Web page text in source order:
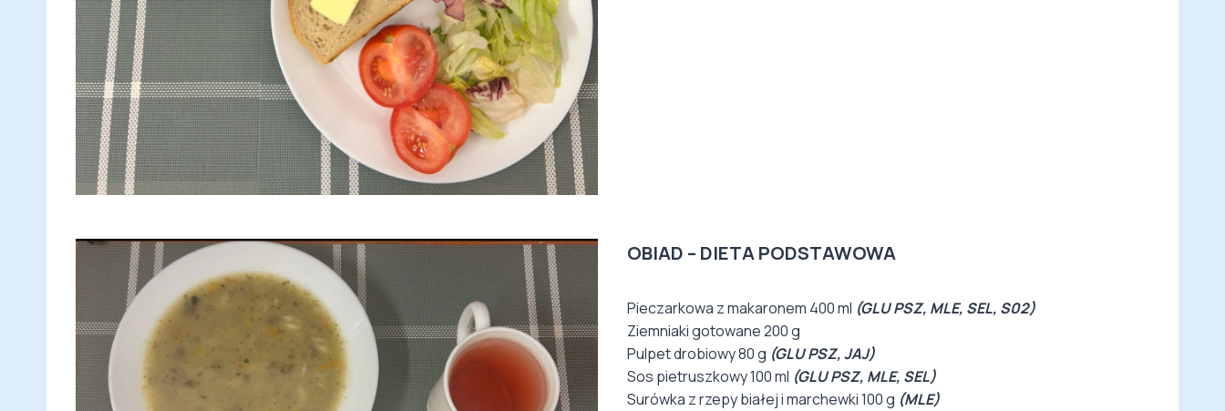
OBIAD – DIETA PODSTAWOWA
Pieczarkowa z makaronem 400 ml (GLU PSZ, MLE, SEL, S02)
Ziemniaki gotowane 200 g
Pulpet drobiowy 80 g (GLU PSZ, JAJ)
Sos pietruszkowy 100 ml (GLU PSZ, MLE, SEL)
Surówka z rzepy białej i marchewki 100 g (MLE)